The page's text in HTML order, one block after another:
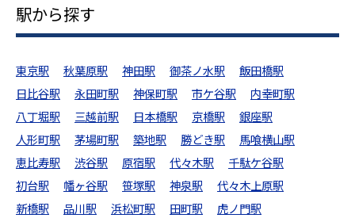
駅から探す
東京駅 秋葉原駅 神田駅 御茶ノ水駅
飯田橋駅
日比谷駅
永田町駅 神保町駅 市ケ谷駅
内幸町駅
八丁堀駅
三越前駅 日本橋駅 京橋駅
銀座駅
人形町駅
茅場町駅 築地駅 勝どき駅
馬喰横山駅
恵比寿駅
渋谷駅 原宿駅 代々木駅
千駄ケ谷駅
初台駅
幡ヶ谷駅 笹塚駅 神泉駅
代々木上原駅
新橋駅
品川駅 浜松町駅 田町駅
虎ノ門駅